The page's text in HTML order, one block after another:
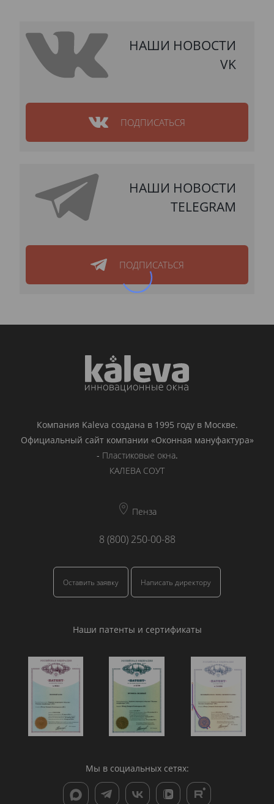
НАШИ НОВОСТИ
VK
ПОДПИСАТЬСЯ
НАШИ НОВОСТИ
TELEGRAM
ПОДПИСАТЬСЯ
Компания Kaleva создана в 1995 году в Москве.
Официальный сайт компании «Оконная мануфактура»
- Пластиковые окна.
КАЛЕВА СОУТ
Пенза
8 (800) 250-00-88
Оставить заявку Написать директору
Наши патенты и сертификаты
Мы в социальных сетях: